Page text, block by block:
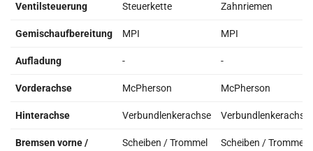
Ventilsteuerung Steuerkette Zahnriemen
Gemischaufbereitung MPI MPI
Aufladung - -
Vorderachse McPherson McPherson
Hinterachse Verbundlenkerachse Verbundlenkerachse
Bremsen vorne /
Scheiben / Trommel Scheiben / Trommel